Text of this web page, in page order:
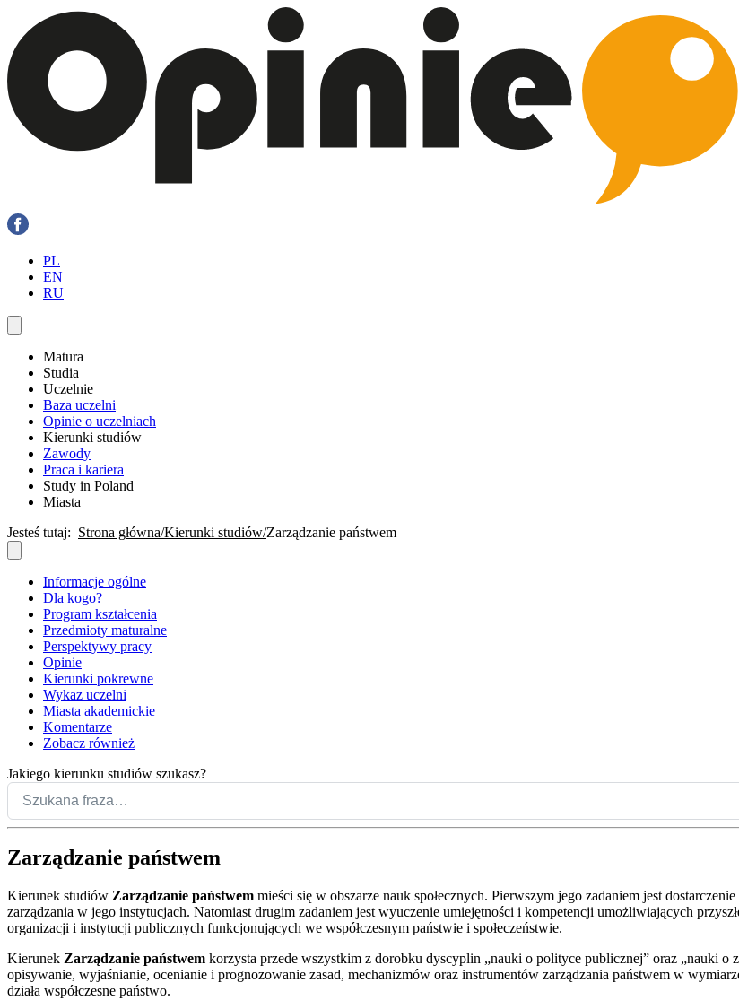
PL
EN
RU
Matura
Studia
Uczelnie
Baza uczelni
Opinie o uczelniach
Kierunki studiów
Zawody
Praca i kariera
Study in Poland
Miasta
Jesteś tutaj: Strona główna Kierunki studiów Zarządzanie państwem
Informacje ogólne
Dla kogo?
Program kształcenia
Przedmioty maturalne
Perspektywy pracy
Opinie
Kierunki pokrewne
Wykaz uczelni
Miasta akademickie
Komentarze
Zobacz również
Jakiego kierunku studiów szukasz?
Zarządzanie państwem
Kierunek studiów Zarządzanie państwem mieści się w obszarze nauk społecznych. Pierwszym jego zadaniem jest
zarządzania w jego instytucjach. Natomiast drugim zadaniem jest wyuczenie umiejętności i kompetencji umożliwiających
organizacji i instytucji publicznych funkcjonujących we współczesnym państwie i społeczeństwie.
Kierunek Zarządzanie państwem korzysta przede wszystkim z dorobku dyscyplin „nauki o polityce publicznej” oraz „nauki o
opisywanie, wyjaśnianie, ocenianie i prognozowanie zasad, mechanizmów oraz instrumentów zarządzania państwem w
działa współczesne państwo.